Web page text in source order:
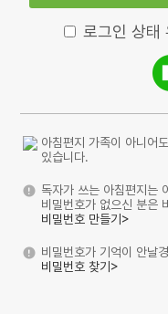
로그인 상태
아침편지 가족이 아니어
있습니다.
독자가 쓰는 아침편지는
비밀번호가 없으신 분은
비밀번호 만들기>
비밀번호가 기억이 안날
비밀번호 찾기>